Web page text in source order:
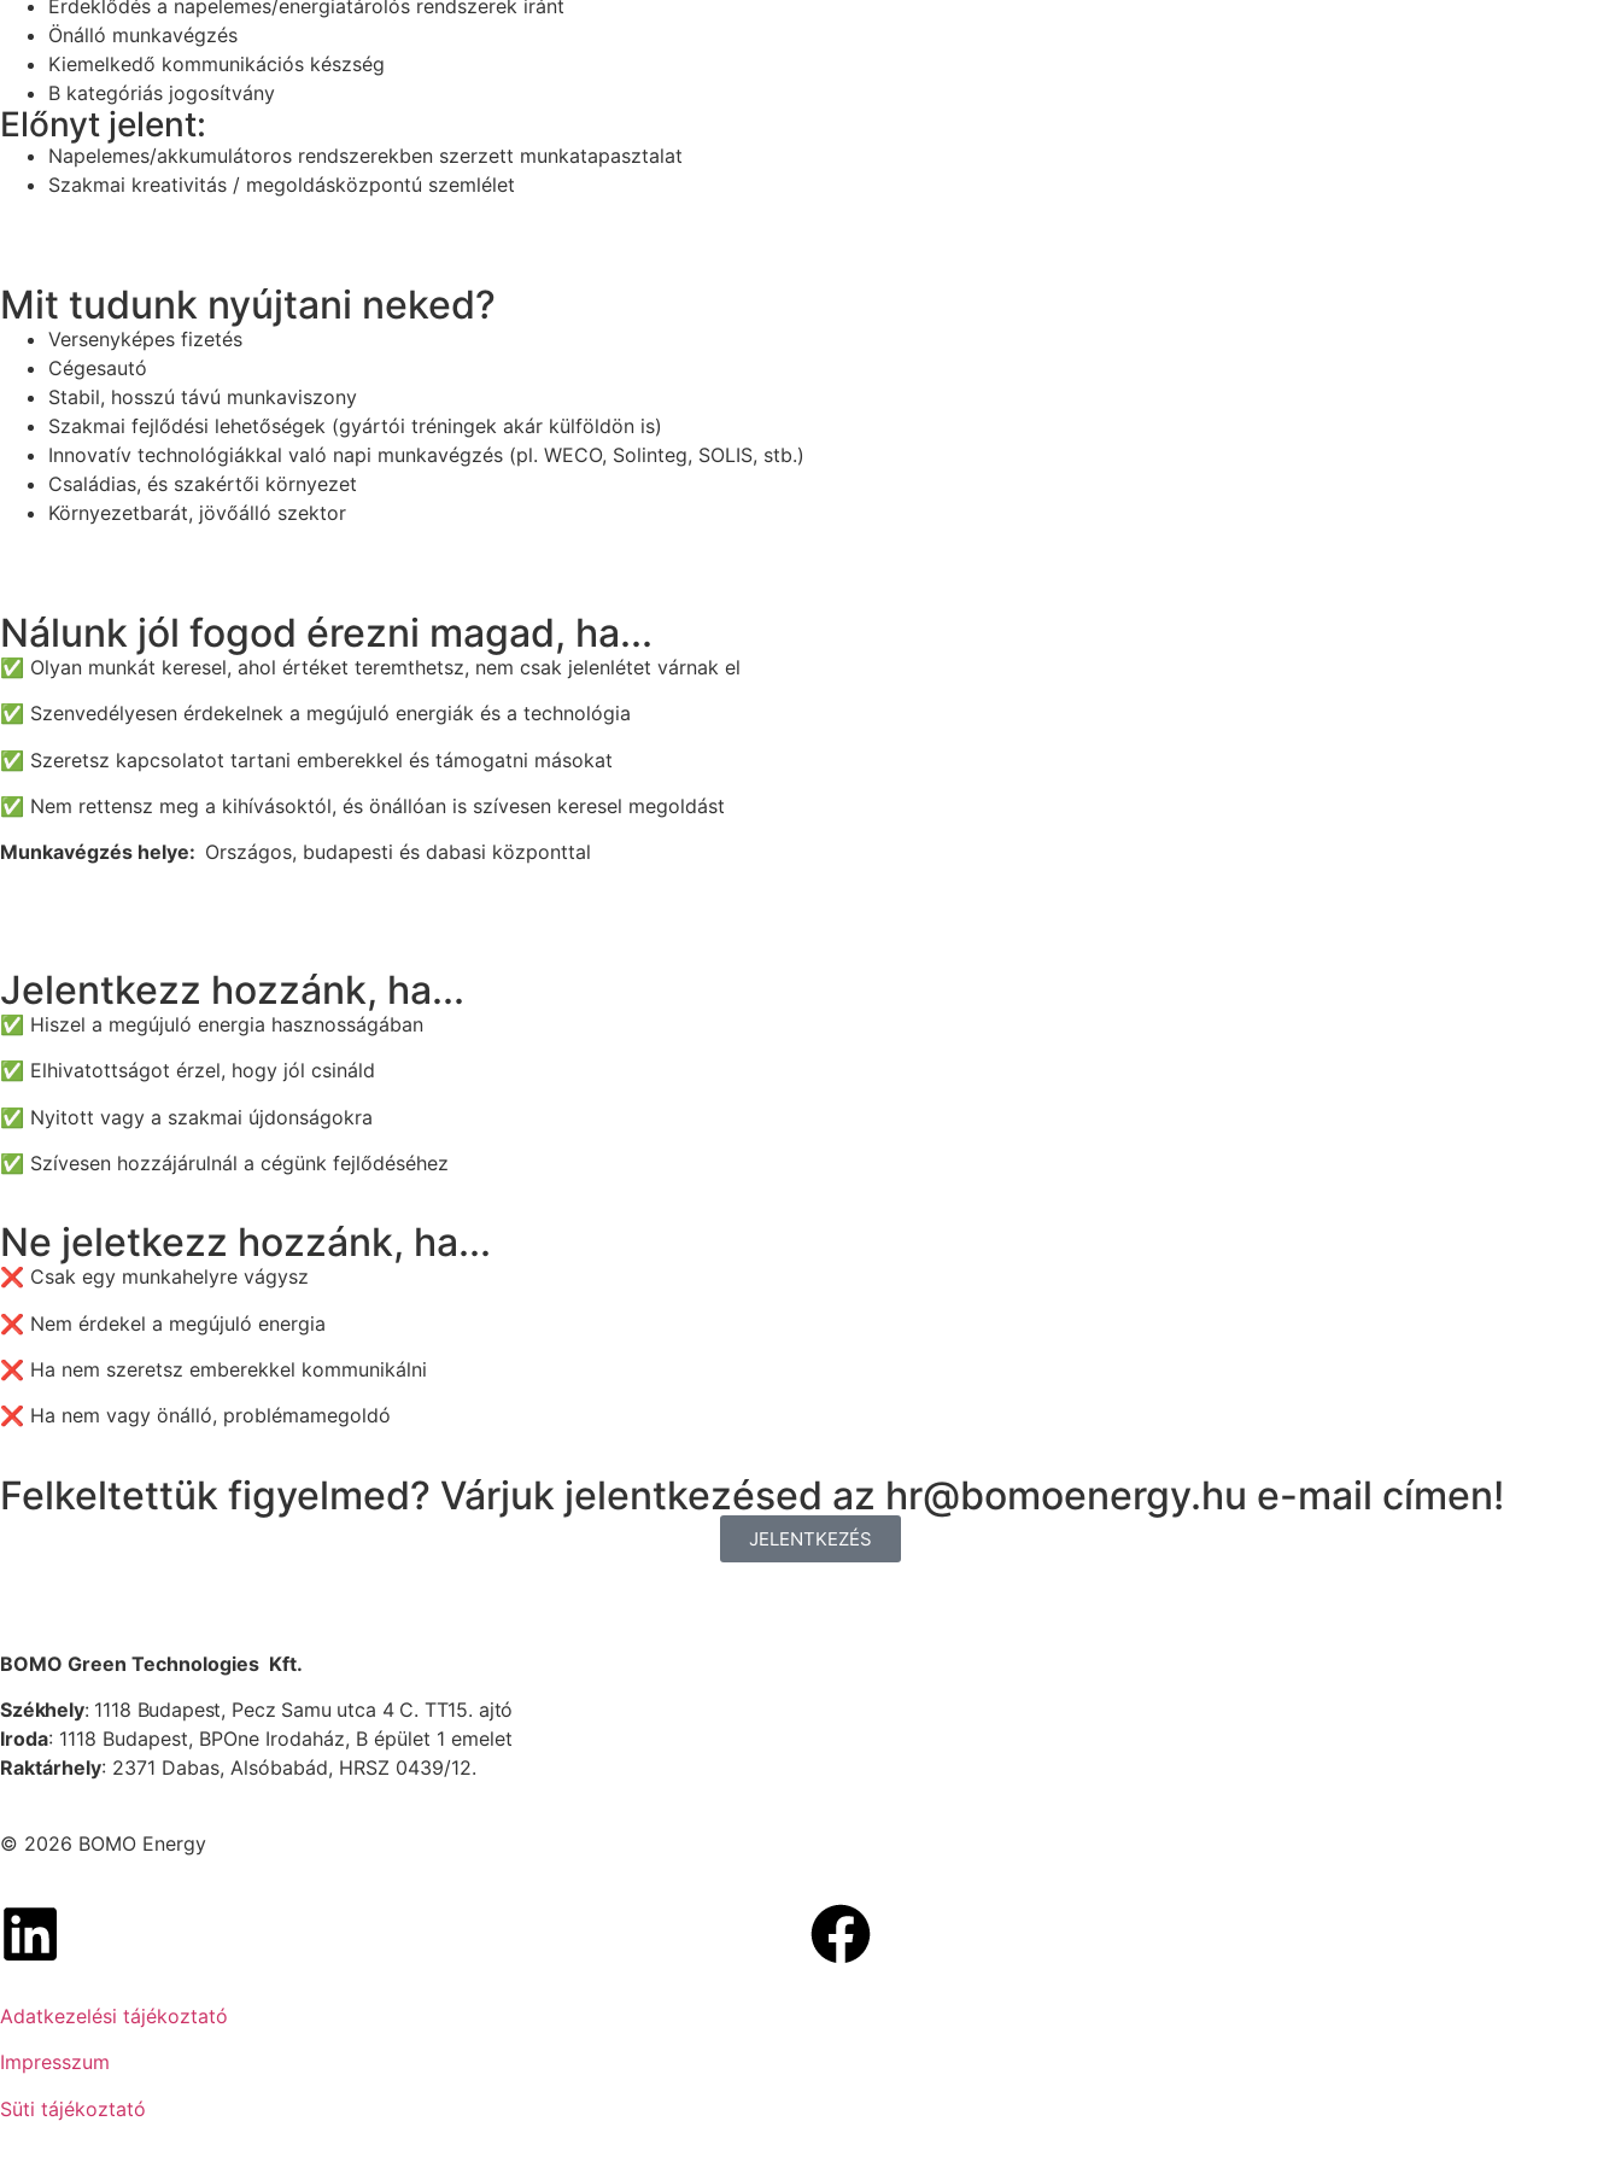
Érdeklődés a napelemes/energiatárolós rendszerek iránt
Önálló munkavégzés
Kiemelkedő kommunikációs készség
B kategóriás jogosítvány
Előnyt jelent:
Napelemes/akkumulátoros rendszerekben szerzett munkatapasztalat
Szakmai kreativitás / megoldásközpontú szemlélet
Mit tudunk nyújtani neked?
Versenyképes fizetés
Cégesautó
Stabil, hosszú távú munkaviszony
Szakmai fejlődési lehetőségek (gyártói tréningek akár külföldön is)
Innovatív technológiákkal való napi munkavégzés (pl. WECO, Solinteg, SOLIS, stb.)
Családias, és szakértői környezet
Környezetbarát, jövőálló szektor
Nálunk jól fogod érezni magad, ha...
✅ Olyan munkát keresel, ahol értéket teremthetsz, nem csak jelenlétet várnak el
✅ Szenvedélyesen érdekelnek a megújuló energiák és a technológia
✅ Szeretsz kapcsolatot tartani emberekkel és támogatni másokat
✅ Nem rettensz meg a kihívásoktól, és önállóan is szívesen keresel megoldást
Munkavégzés helye: Országos, budapesti és dabasi központtal
Jelentkezz hozzánk, ha...
✅ Hiszel a megújuló energia hasznosságában
✅ Elhivatottságot érzel, hogy jól csináld
✅ Nyitott vagy a szakmai újdonságokra
✅ Szívesen hozzájárulnál a cégünk fejlődéséhez
Ne jeletkezz hozzánk, ha...
❌ Csak egy munkahelyre vágysz
❌ Nem érdekel a megújuló energia
❌ Ha nem szeretsz emberekkel kommunikálni
❌ Ha nem vagy önálló, problémamegoldó
Felkeltettük figyelmed? Várjuk jelentkezésed az hr@bomoenergy.hu e-mail címen!
JELENTKEZÉS
BOMO Green Technologies Kft.
Székhely: 1118 Budapest, Pecz Samu utca 4 C. TT15. ajtó
Iroda: 1118 Budapest, BPOne Irodaház, B épület 1 emelet
Raktárhely: 2371 Dabas, Alsóbabád, HRSZ 0439/12.
© 2026 BOMO Energy
Adatkezelési tájékoztató
Impresszum
Süti tájékoztató